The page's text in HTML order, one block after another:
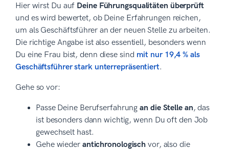
Hier wirst Du auf Deine Führungsqualitäten überprüft
und es wird bewertet, ob Deine Erfahrungen reichen,
um als Geschäftsführer an der neuen Stelle zu arbeiten.
Die richtige Angabe ist also essentiell, besonders wenn
Du eine Frau bist, denn diese sind mit nur 19,4 % als
Geschäftsführer stark unterrepräsentiert.
Gehe so vor:
Passe Deine Berufserfahrungan die Stelle an, das
ist besonders dann wichtig, wenn Du oft den Job
gewechselt hast.
Gehe wieder antichronologisch vor, also die